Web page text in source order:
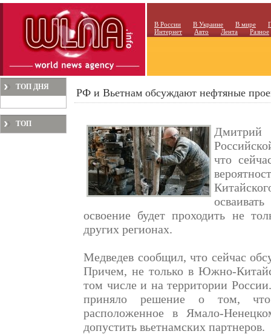
В России В Украине В мире
Интернет
Авто Лента Разное
ТОП ДНЯ
ТОП
РФ и Вьетнам обсуждают нефтяные
что
освоение будет проходить не
других регионах.
Медведев сообщил, что сейчас
Причем, не только в Южно-
том числе и на территории
приняло решение о том, что
расположенное в Ямало-
допустить вьетнамских партнеров.